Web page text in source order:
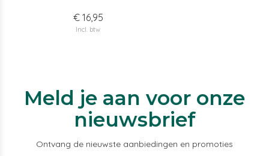
€ 16,95
Incl. btw
Meld je aan voor onze
nieuwsbrief
Ontvang de nieuwste aanbiedingen en promoties